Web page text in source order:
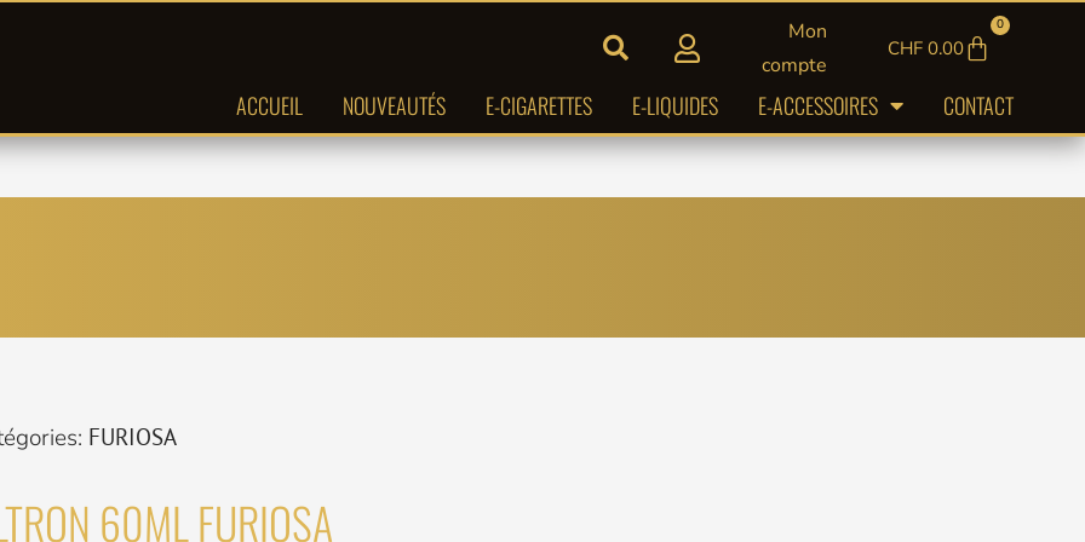
Mon
compte
CHF 0.00
0
Panier
ACCUEIL NOUVEAUTÉS E-CIGARETTES E-LIQUIDES E-ACCESSOIRES CONTACT
FURIOSA
60ML FURIOSA